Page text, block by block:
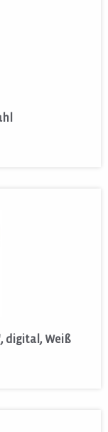
digital, Weiß